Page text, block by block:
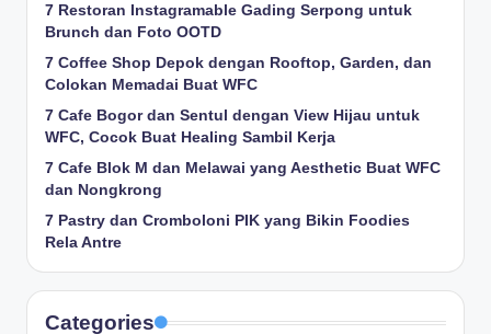
7 Restoran Instagramable Gading Serpong untuk
Brunch dan Foto OOTD
7 Coffee Shop Depok dengan Rooftop, Garden, dan
Colokan Memadai Buat WFC
7 Cafe Bogor dan Sentul dengan View Hijau untuk
WFC, Cocok Buat Healing Sambil Kerja
7 Cafe Blok M dan Melawai yang Aesthetic Buat WFC
dan Nongkrong
7 Pastry dan Cromboloni PIK yang Bikin Foodies
Rela Antre
Categories